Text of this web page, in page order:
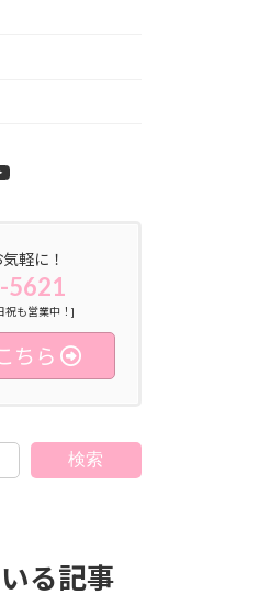
軽に！
5621
祝も営業中！]
ちら
検索
る記事